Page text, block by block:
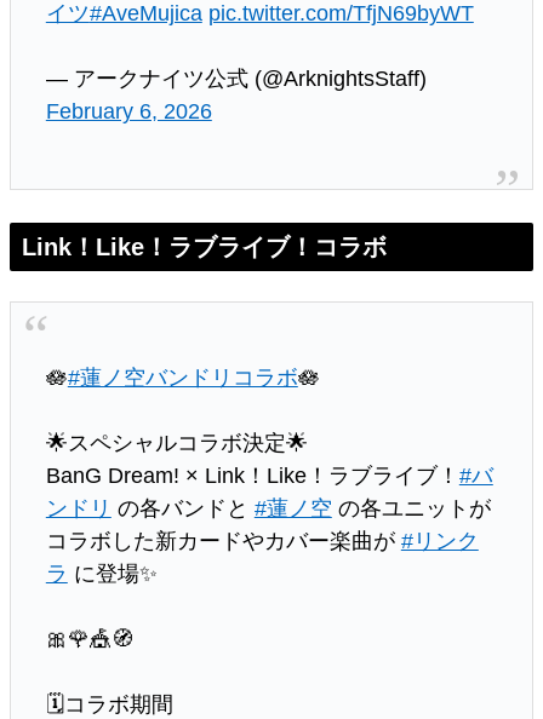
イツ#AveMujica pic.twitter.com/TfjN69byWT
— アークナイツ公式 (@ArknightsStaff)
February 6, 2026
Link！Like！ラブライブ！コラボ
🪷#蓮ノ空バンドリコラボ🪷
🌟スペシャルコラボ決定🌟
BanG Dream! × Link！Like！ラブライブ！ #バ
ンドリ の各バンドと #蓮ノ空 の各ユニットが
コラボした新カードやカバー楽曲が #リンク
ラ に登場✨
🎀🌹🎪🧭
🗓️コラボ期間